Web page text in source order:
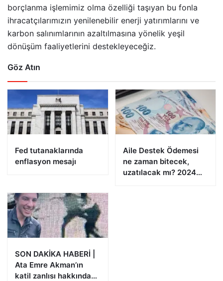
borçlanma işlemimiz olma özelliği taşıyan bu fonla
ihracatçılarımızın yenilenebilir enerji yatırımlarını ve
karbon salınımlarının azaltılmasına yönelik yeşil
dönüşüm faaliyetlerini destekleyeceğiz.
Göz Atın
Fed tutanaklarında
enflasyon mesajı
Aile Destek Ödemesi
ne zaman bitecek,
uzatılacak mı? 2024
SON DAKİKA HABERİ |
Ata Emre Akman’ın
katil zanlısı hakkında